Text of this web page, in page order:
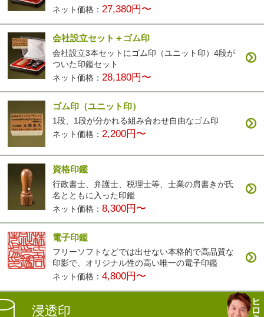
ネット価格：27,380円〜
会社設立セット＋ゴム印
会社設立3本セットにゴム印（ユニット印）4段が
ついた印鑑セット
ネット価格： 28,180円〜
ゴム印（ユニット印）
1段、1段が分かれる組み合わせ自由なゴム印
ネット価格： 2,200円〜
資格印鑑
行政書士、弁護士、税理士等、士業の肩書きが氏
名とともに入った印鑑
ネット価格：8,300円〜
電子印鑑
フリーソフトなどでは出せない本格的で高品質な
印影で、オリジナル性の高い唯一の電子印鑑
ネット価格：4,800円〜
浸透印